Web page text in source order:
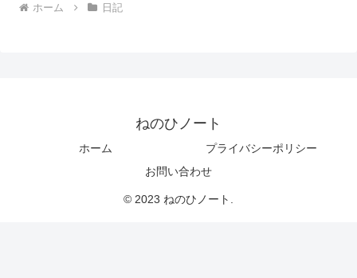
ホーム 日記
ねのひノート
ホーム
プライバシーポリシー
お問い合わせ
© 2023 ねのひノート.